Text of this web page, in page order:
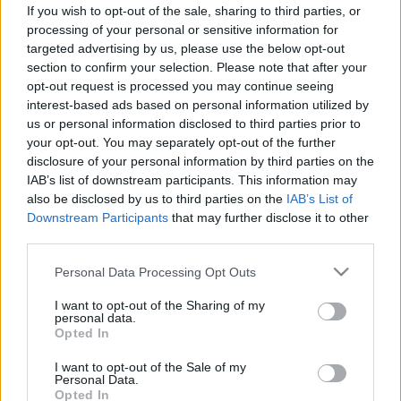
If you wish to opt-out of the sale, sharing to third parties, or
processing of your personal or sensitive information for
targeted advertising by us, please use the below opt-out
section to confirm your selection. Please note that after your
opt-out request is processed you may continue seeing
interest-based ads based on personal information utilized by
us or personal information disclosed to third parties prior to
your opt-out. You may separately opt-out of the further
disclosure of your personal information by third parties on the
IAB’s list of downstream participants. This information may
also be disclosed by us to third parties on the IAB’s List of
Downstream Participants that may further disclose it to other
Please note that this website/app uses one or more Google
not limited to your visit or usage behaviour. You may click to
grant or deny consent to Google and its third-party tags to
use your data for below specified purposes in below Google
consent section.
Personal Data Processing Opt Outs
I want to opt-out of the Sharing of my
personal data.
Opted In
I want to opt-out of the Sale of my
Personal Data.
Opted In